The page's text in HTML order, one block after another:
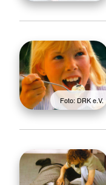
Foto: DRK e.V.